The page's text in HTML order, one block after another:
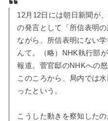
12月12日には朝日新聞が
の発言として「所信表明
ながら、所信表明にない
んて。（略）NHK執行部
報道。菅官邸のNHKへの
このころから、局内では
ったという。
こうした動きを察知した